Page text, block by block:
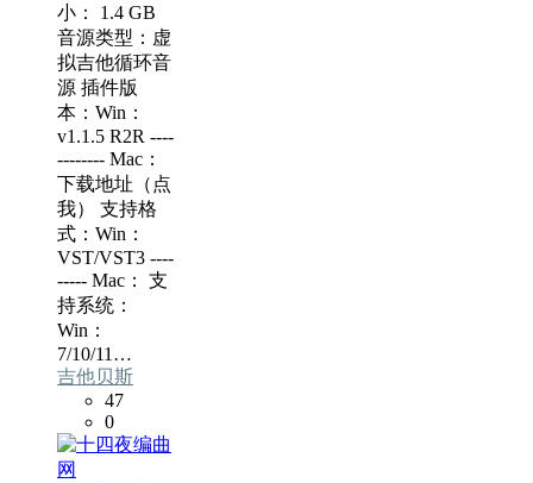
小： 1.4 GB
音源类型：虚
拟吉他循环音
源 插件版
本：Win：
v1.1.5 R2R ----
-------- Mac：
下载地址（点
我） 支持格
式：Win：
VST/VST3 ----
----- Mac： 支
持系统：
Win：
7/10/11…
吉他贝斯
47
0